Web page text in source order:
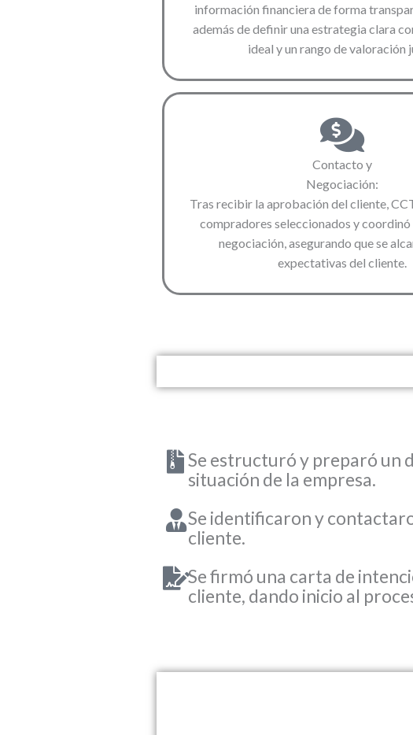
información financiera de forma
además de definir una estrategia clara
ideal y un rango de valoración
Contacto y
Negociación:
Tras recibir la aprobación del cliente,
compradores seleccionados y
negociación, asegurando que se
expectativas del cliente.
Se estructuró y preparó un
situación de la empresa.
Se identificaron y
cliente.
Se firmó una carta de
cliente, dando inicio al